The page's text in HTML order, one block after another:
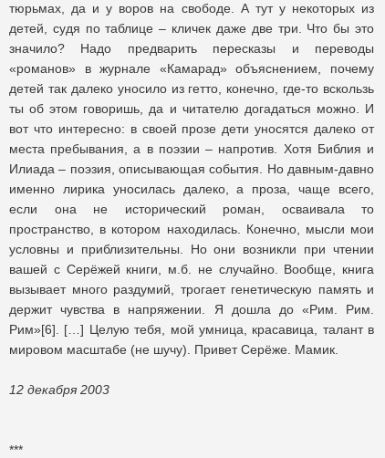
тюрьмах, да и у воров на свободе. А тут у некоторых из
детей, судя по таблице – кличек даже две три. Что бы это
значило? Надо предварить пересказы и переводы
«романов» в журнале «Камарад» объяснением, почему
детей так далеко уносило из гетто, конечно, где-то вскользь
ты об этом говоришь, да и читателю догадаться можно. И
вот что интересно: в своей прозе дети уносятся далеко от
места пребывания, а в поэзии – напротив. Хотя Библия и
Илиада – поэзия, описывающая события. Но давным-давно
именно лирика уносилась далеко, а проза, чаще всего,
если она не исторический роман, осваивала то
пространство, в котором находилась. Конечно, мысли мои
условны и приблизительны. Но они возникли при чтении
вашей с Серёжей книги, м.б. не случайно. Вообще, книга
вызывает много раздумий, трогает генетическую память и
держит чувства в напряжении. Я дошла до «Рим. Рим.
Рим»[6]. […] Целую тебя, мой умница, красавица, талант в
мировом масштабе (не шучу). Привет Серёже. Мамик.
12 декабря 2003
***